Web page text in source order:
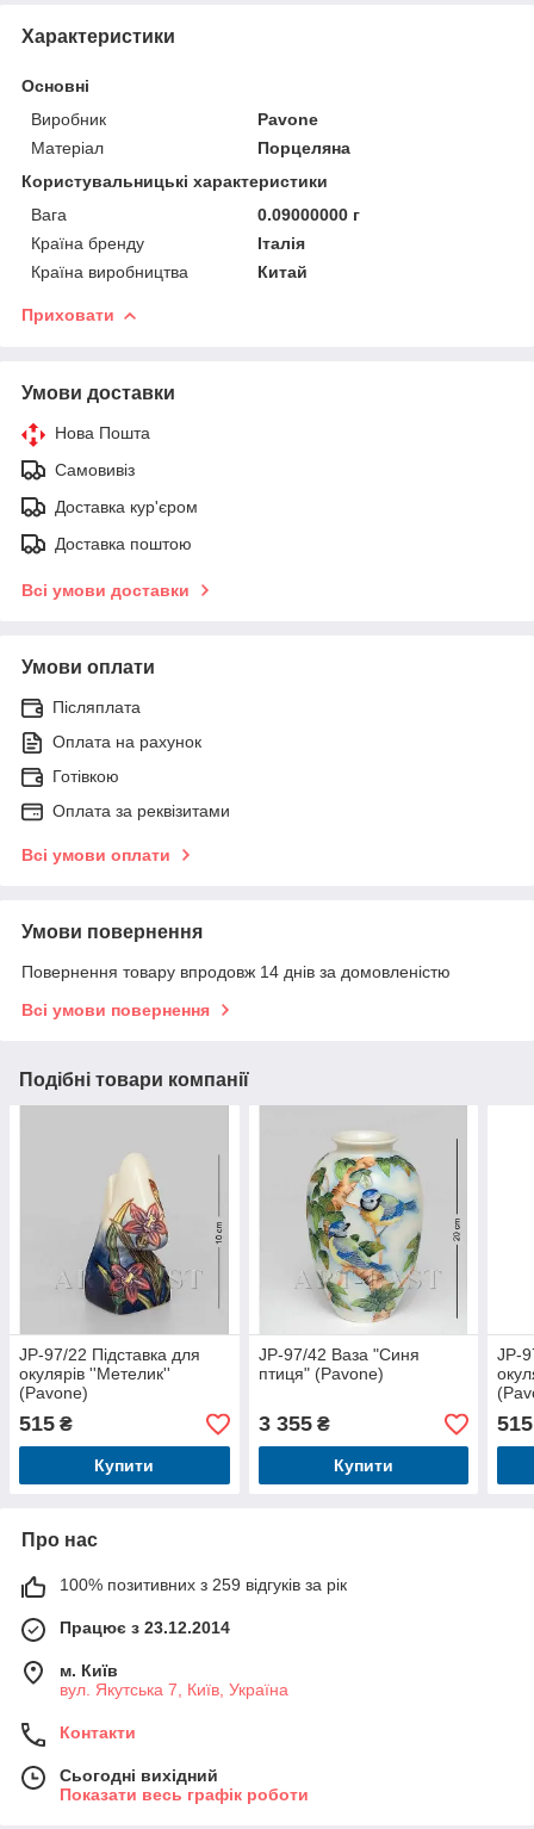
Характеристики
Основні
Виробник
Pavone
Матеріал
Порцеляна
Користувальницькі характеристики
Вага
0.09000000 г
Країна бренду
Італія
Країна виробництва
Китай
Приховати
Умови доставки
Нова Пошта
Самовивіз
Доставка кур'єром
Доставка поштою
Всі умови доставки
Умови оплати
Післяплата
Оплата на рахунок
Готівкою
Оплата за реквізитами
Всі умови оплати
Умови повернення
Повернення товару впродовж 14 днів за домовленістю
Всі умови повернення
Подібні товари компанії
JP-97/22 Підставка для
окулярів ''Метелик''
(Pavone)
515 ₴
Купити
JP-97/42 Ваза "Синя
птиця" (Pavone)
3 355₴
Купити
JP-
515
Про нас
100% позитивних з 259 відгуків за рік
Працює з 23.12.2014
м. Київ
вул. Якутська 7, Київ, Україна
Контакти
Сьогодні вихідний
Показати весь графік роботи